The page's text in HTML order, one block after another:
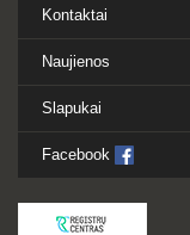
Kontaktai
Naujienos
Slapukai
Facebook